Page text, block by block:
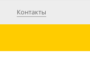
Контакты